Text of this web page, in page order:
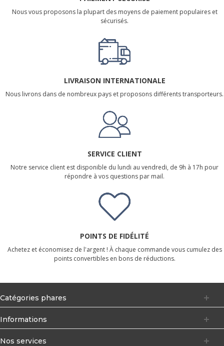
Nous vous proposons la plupart des moyens de paiement populaires et
sécurisés.
LIVRAISON INTERNATIONALE
Nous livrons dans de nombreux pays et proposons différents transporteurs.
SERVICE CLIENT
Notre service client est disponible du lundi au vendredi, de 9h à 17h pour
répondre à vos questions par mail.
POINTS DE FIDÉLITÉ
Achetez et économisez de l'argent ! À chaque commande vous cumulez des
points convertibles en bons de réductions.
Catégories phares
Informations
Nos services